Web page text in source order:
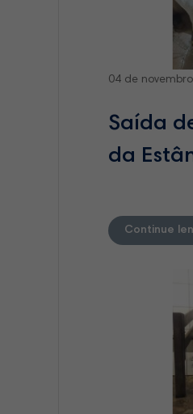
04 de
Saída
da
Continue